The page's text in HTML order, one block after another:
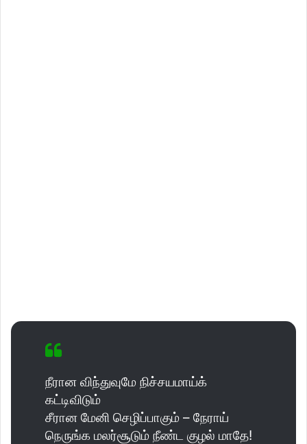
நீரான விந்துவுமே நிச்சயமாய்க்
கட்டிவிடும்
சீரான மேனி செழிப்பாகும் – நேராய்
நெருங்க மலர்சூடும் நீண்ட குழல் மாதே!